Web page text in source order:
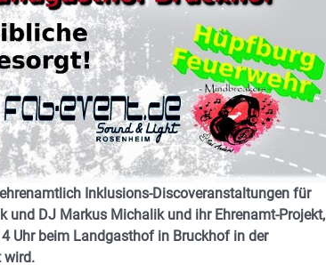
Inklusions-Discoveranstaltungen für
und DJ Markus Michalik und ihr Ehrenamt-Projekt,
Uhr beim Landgasthof in Bruckhof in der
wird.